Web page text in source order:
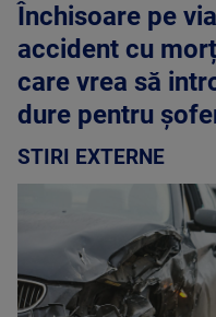
Închisoare pe
accident cu
care vrea să
dure pentru
STIRI EXTERNE